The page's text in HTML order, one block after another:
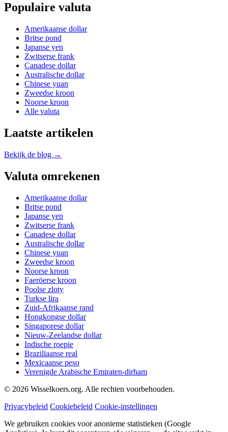
Populaire valuta
Amerikaanse dollar
Britse pond
Japanse yen
Zwitserse frank
Canadese dollar
Australische dollar
Chinese yuan
Zweedse kroon
Noorse kroon
Alle valuta
Laatste artikelen
Bekijk de blog →
Valuta omrekenen
Amerikaanse dollar
Britse pond
Japanse yen
Zwitserse frank
Canadese dollar
Australische dollar
Chinese yuan
Zweedse kroon
Noorse kroon
Faeröerse kroon
Poolse zloty
Turkse lira
Zuid-Afrikaanse rand
Hongkongse dollar
Singaporese dollar
Nieuw-Zeelandse dollar
Indische roepie
Braziliaanse real
Mexicaanse peso
Verenigde Arabische Emiraten-dirham
© 2026 Wisselkoers.org. Alle rechten voorbehouden.
Privacybeleid Cookiebeleid Cookie-instellingen
We gebruiken cookies voor anonieme statistieken (Google